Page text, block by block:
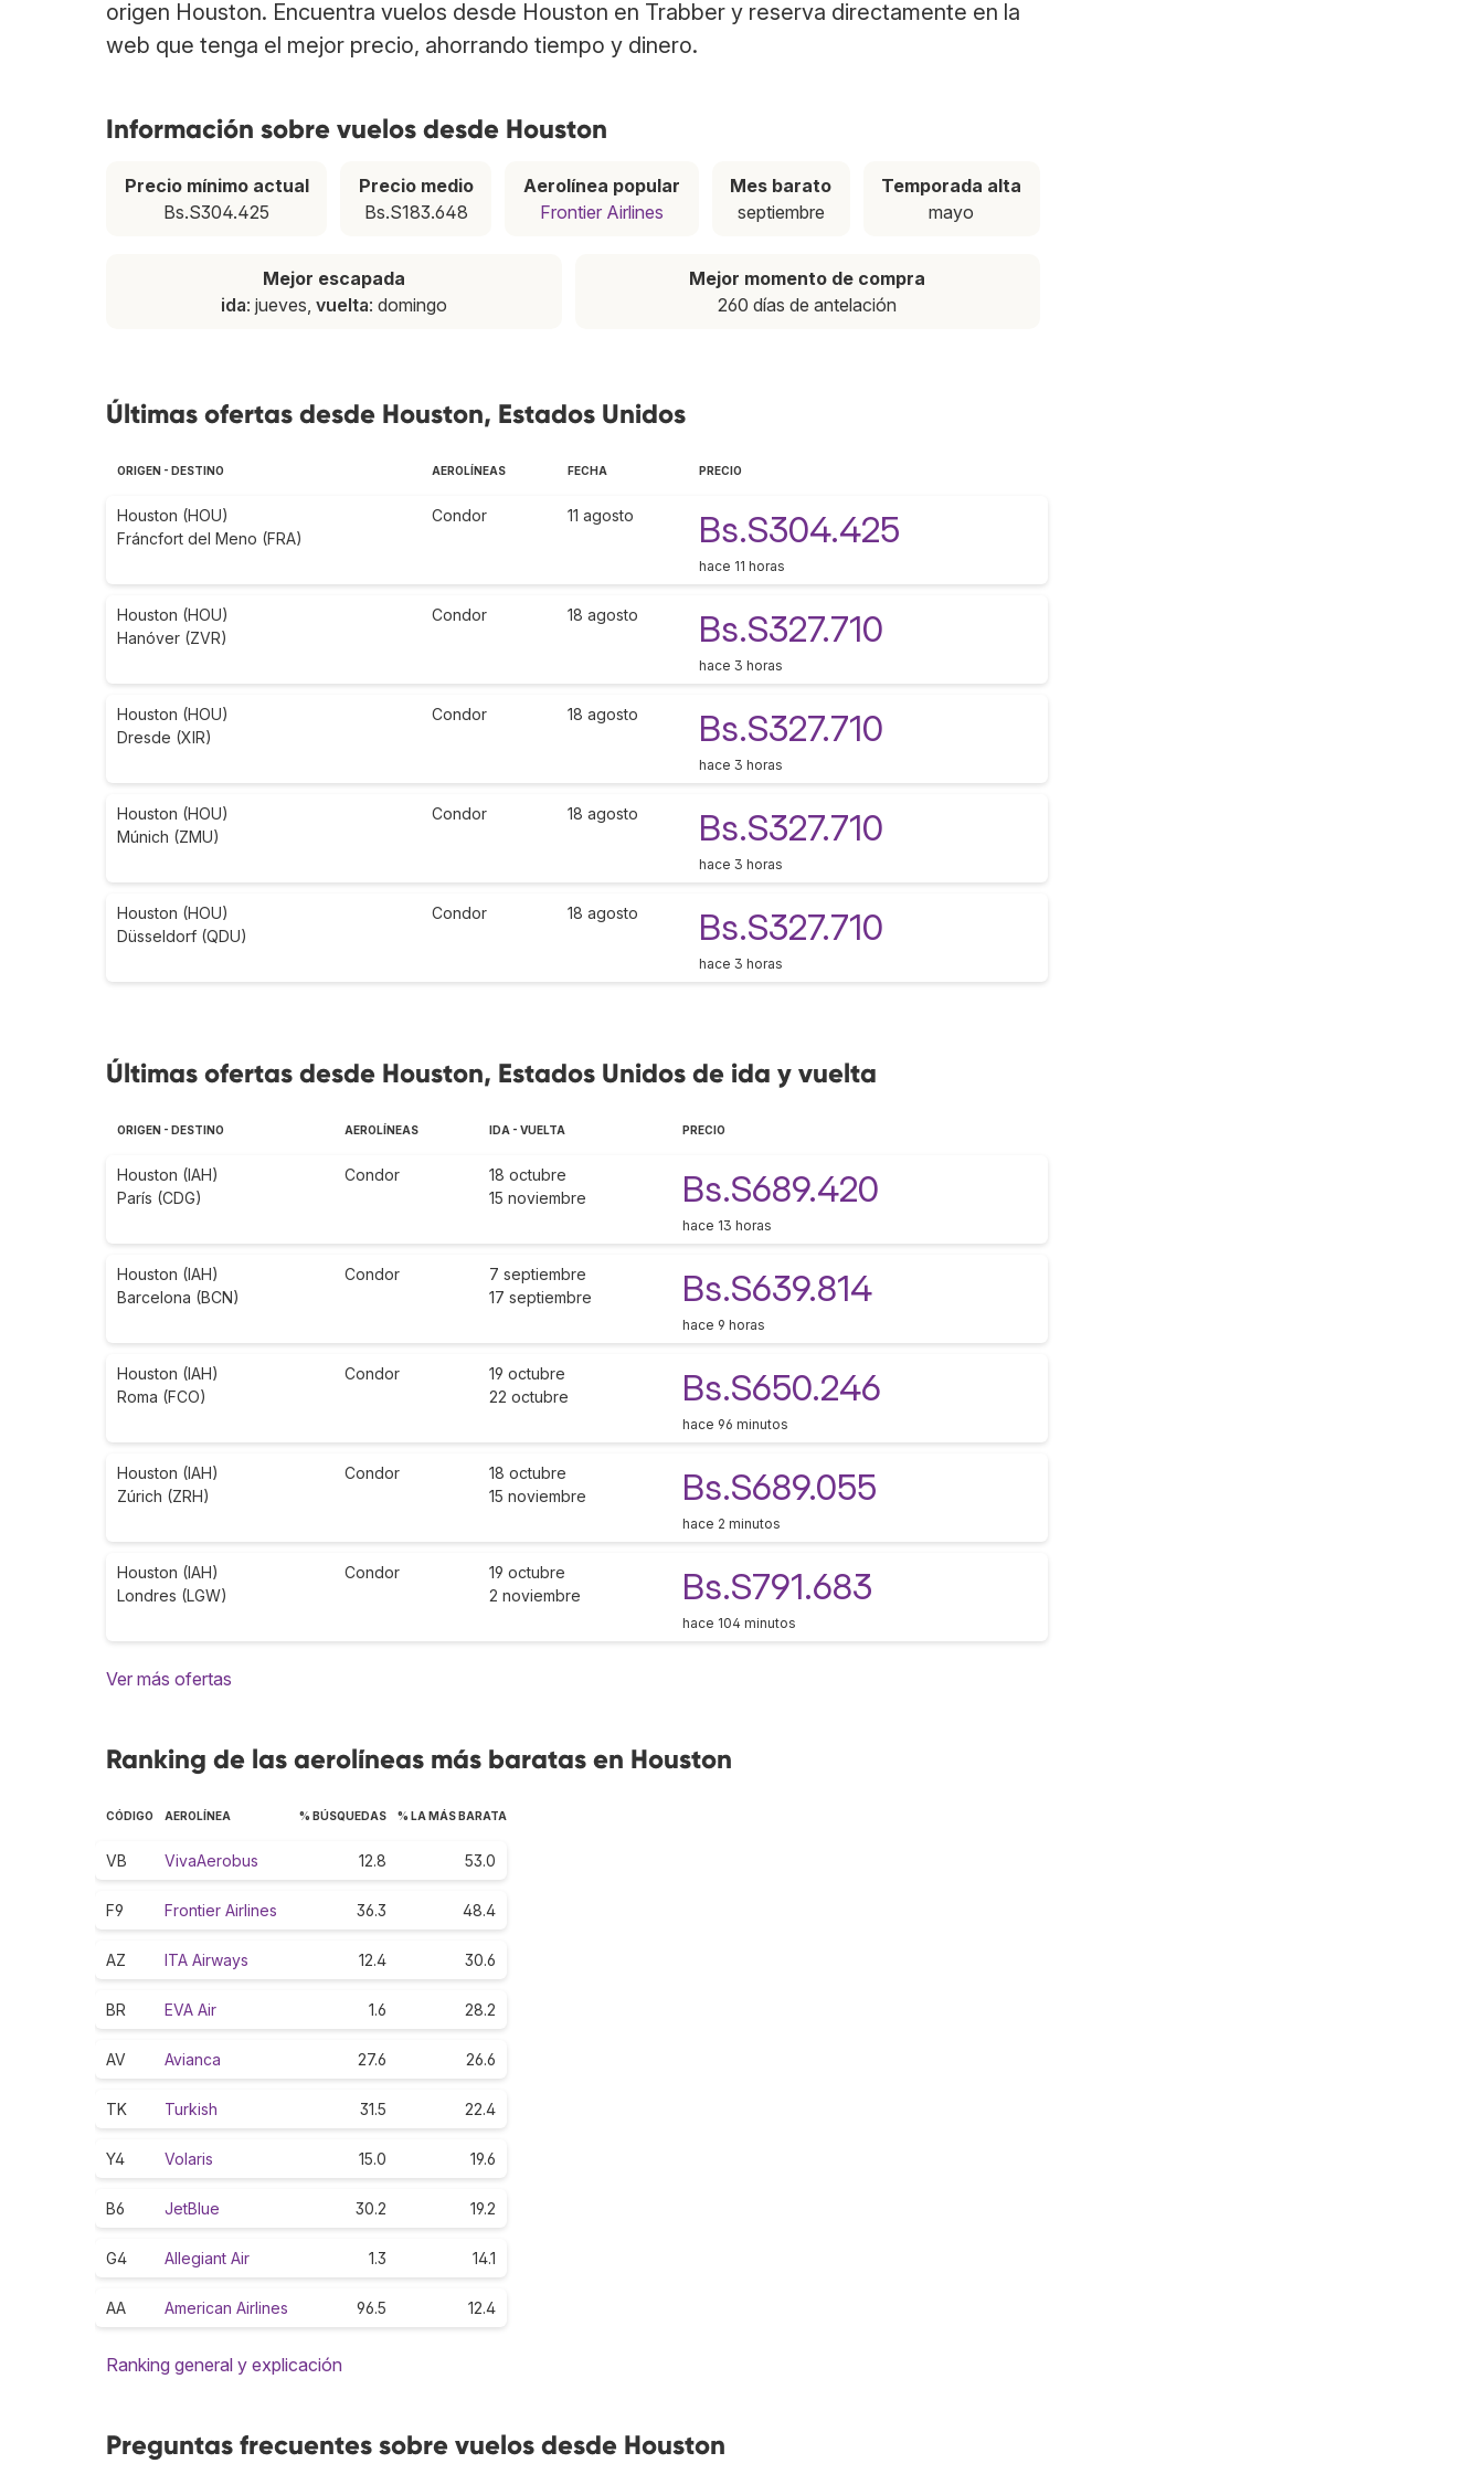
origen Houston. Encuentra vuelos desde Houston en Trabber y reserva directamente en la
web que tenga el mejor precio, ahorrando tiempo y dinero.
Información sobre vuelos desde Houston
Precio mínimo actual
Bs.S304.425
Precio medio
Bs.S183.648
Aerolínea popular
Frontier Airlines
Mes barato
septiembre
Temporada alta
mayo
Mejor escapada
ida: jueves, vuelta: domingo
Mejor momento de compra
260 días de antelación
Últimas ofertas desde Houston, Estados Unidos
ORIGEN - DESTINO AEROLÍNEAS FECHA PRECIO
Houston (HOU)
Fráncfort del Meno (FRA)
Condor 11 agosto Bs.S304.425
hace 11 horas
Houston (HOU)
Hanóver (ZVR)
Condor 18 agosto Bs.S327.710
hace 3 horas
Houston (HOU)
Dresde (XIR)
Condor 18 agosto Bs.S327.710
hace 3 horas
Houston (HOU)
Múnich (ZMU)
Condor 18 agosto Bs.S327.710
hace 3 horas
Houston (HOU)
Düsseldorf (QDU)
Condor 18 agosto Bs.S327.710
hace 3 horas
Últimas ofertas desde Houston, Estados Unidos de ida y vuelta
ORIGEN - DESTINO AEROLÍNEAS IDA - VUELTA PRECIO
Houston (IAH)
París (CDG)
Condor
18 octubre
15 noviembre
Bs.S689.420
hace 13 horas
Houston (IAH)
Barcelona (BCN)
Condor
7 septiembre
17 septiembre
Bs.S639.814
hace 9 horas
Houston (IAH)
Roma (FCO)
Condor
19 octubre
22 octubre
Bs.S650.246
hace 96 minutos
Houston (IAH)
Zúrich (ZRH)
Condor
18 octubre
15 noviembre
Bs.S689.055
hace 2 minutos
Houston (IAH)
Londres (LGW)
Condor
19 octubre
2 noviembre
Bs.S791.683
hace 104 minutos
Ver más ofertas
Ranking de las aerolíneas más baratas en Houston
CÓDIGO AEROLÍNEA % BÚSQUEDAS % LA MÁS BARATA
VB VivaAerobus 12.8 53.0
F9 Frontier Airlines 36.3 48.4
AZ ITA Airways 12.4 30.6
BR EVA Air 1.6 28.2
AV Avianca 27.6 26.6
TK Turkish 31.5 22.4
Y4 Volaris 15.0 19.6
B6 JetBlue 30.2 19.2
G4 Allegiant Air 1.3 14.1
AA American Airlines 96.5 12.4
Ranking general y explicación
Preguntas frecuentes sobre vuelos desde Houston